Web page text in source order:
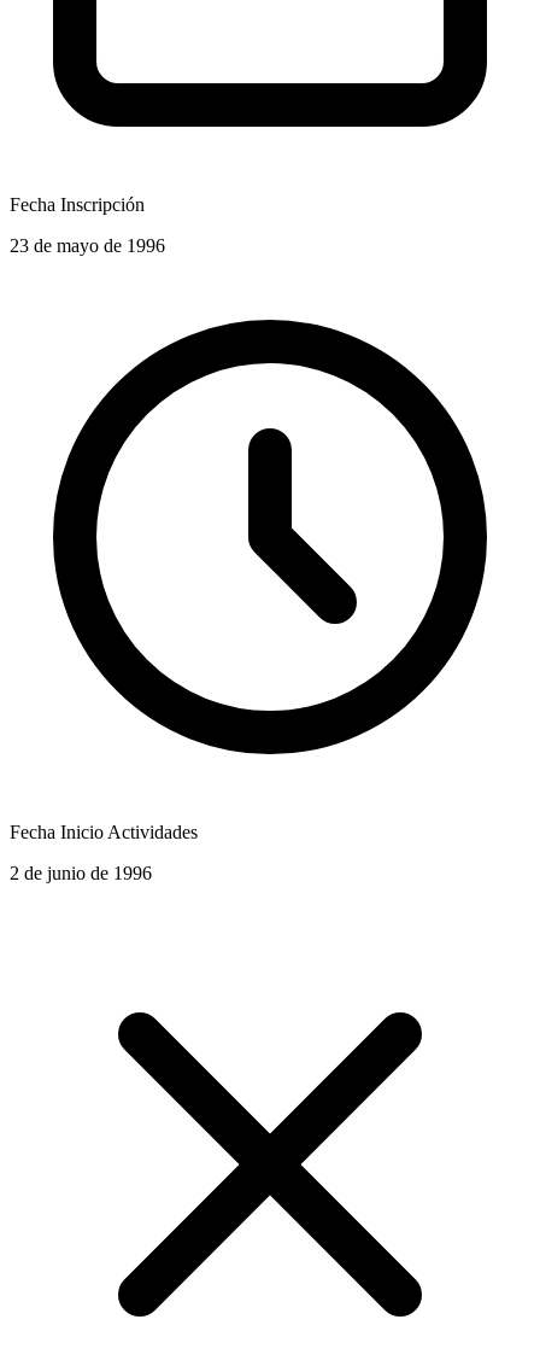
Fecha Inscripción
23 de mayo de 1996
Fecha Inicio Actividades
2 de junio de 1996